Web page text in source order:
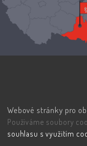
Webové stránky pro
Používáme soubory
souhlasu s využitím